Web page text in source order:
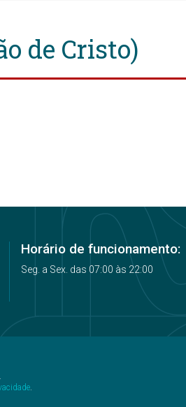
de Cristo)
Horário de funcionamento:
Seg. a Sex. das 07:00 às 22:00